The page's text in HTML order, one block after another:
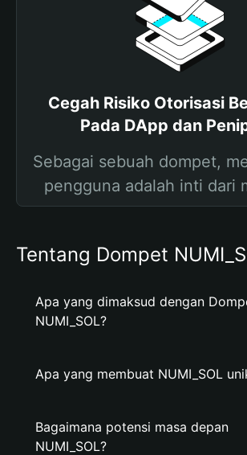
Cegah Risiko Otorisasi
Pada DApp dan
Sebagai sebuah dompet,
pengguna adalah inti dari
Tentang Dompet
Apa yang dimaksud dengan
NUMI_SOL?
Apa yang membuat NUMI_SOL
Bagaimana potensi masa depan
NUMI_SOL?